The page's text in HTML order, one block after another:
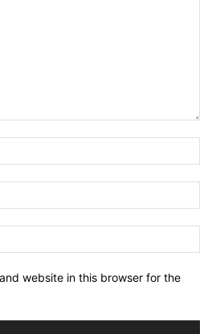
website in this browser for the